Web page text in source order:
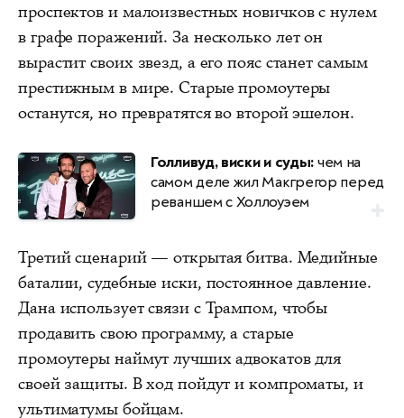
проспектов и малоизвестных новичков с нулем
в графе поражений. За несколько лет он
вырастит своих звезд, а его пояс станет самым
престижным в мире. Старые промоутеры
останутся, но превратятся во второй эшелон.
Голливуд, виски и суды:чем на
самом деле жил Макгрегор перед
реваншем с Холлоуэем
Третий сценарий — открытая битва. Медийные
баталии, судебные иски, постоянное давление.
Дана использует связи с Трампом, чтобы
продавить свою программу, а старые
промоутеры наймут лучших адвокатов для
своей защиты. В ход пойдут и компроматы, и
ультиматумы бойцам.